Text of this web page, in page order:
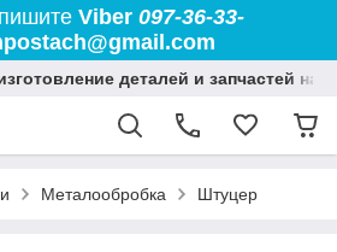
Viber 097-36-33-
деталей и запчастей на
Металообробка Штуцер